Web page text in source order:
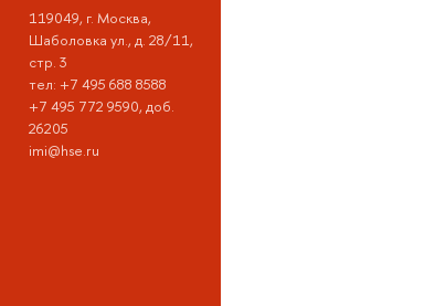
119049, г. Москва,
Шаболовка ул., д. 28/11,
стр. 3
тел: +7 495 688 8588
+7 495 772 9590, доб.
26205
imi@hse.ru